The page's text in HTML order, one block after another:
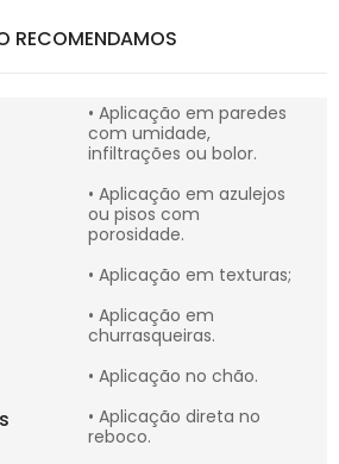
RECOMENDAMOS
• Aplicação em paredes
com umidade,
infiltrações ou bolor.
• Aplicação em azulejos
ou pisos com
porosidade.
• Aplicação em texturas;
• Aplicação em
churrasqueiras.
• Aplicação no chão.
• Aplicação direta no
reboco.